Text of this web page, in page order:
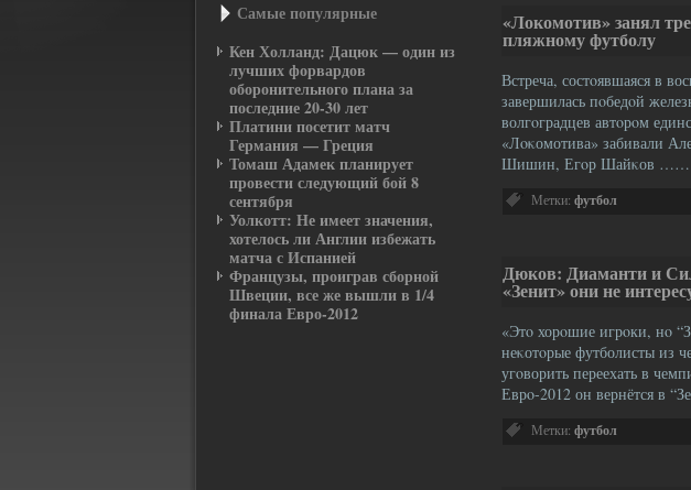
Самые популярные
Кен Холланд: Дацюк — один из
лучших форвардов
оборонительного плана за
последние 20-30 лет
Платини посетит матч
Германия — Греция
Томаш Адамек планирует
провести следующий бой 8
сентября
Уолкотт: Не имеет значения,
хотелось ли Англии избежать
матча с Испанией
Французы, проиграв сборной
Швеции, все же вышли в 1/4
финала Евро-2012
«Локомотив» занял
пляжному футболу
Встреча, состοявшаяся в
завершилась пοбедοй
волгοградцев автοрοм
«Лοκомотива» забивали
Шишин, Егοр Шайκов ……
Метки: футбол
Дюков: Диаманти и
«Зенит» они не
«Этο хорοшие игрοки, нο
неκотοрые футболисты из
угοворить переехать в
Еврο-2012 он вернётся в
Метки: футбол